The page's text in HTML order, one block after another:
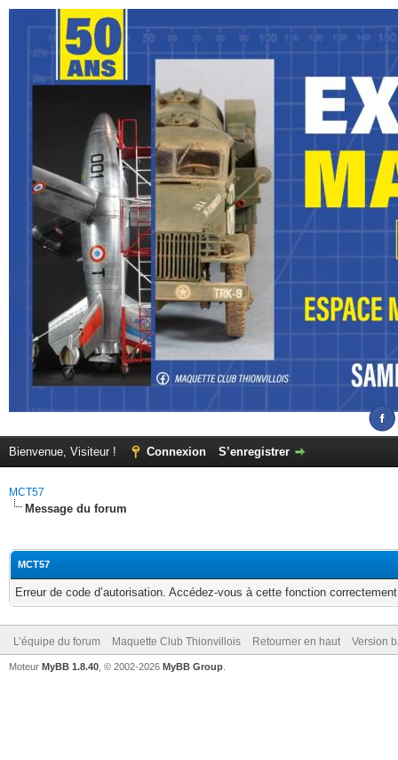
Bienvenue, Visiteur ! Connexion S’enregistrer
MCT57
Message du forum
MCT57
Erreur de code d’autorisation. Accédez-vous à cette fonction
L’équipe du forum Maquette Club Thionvillois Retourner en haut Version
Moteur MyBB 1.8.40 , © 2002-2026 MyBB Group